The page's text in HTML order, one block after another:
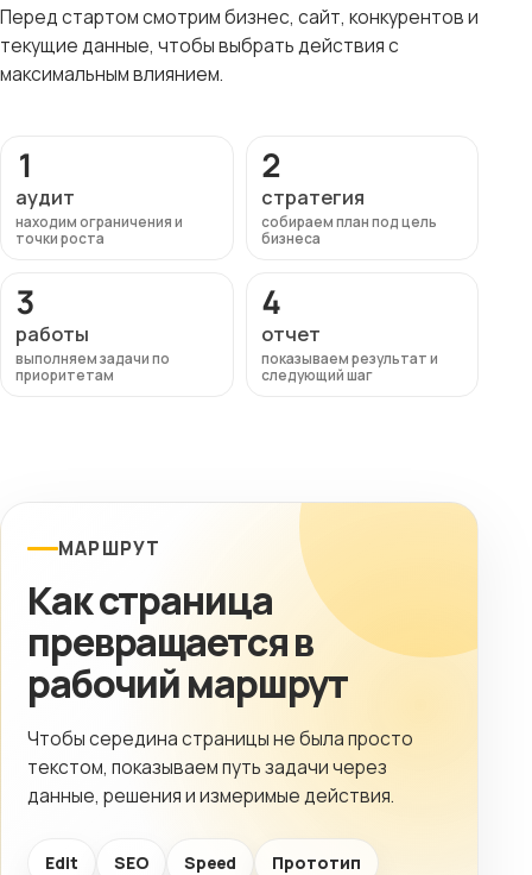
Перед стартом смотрим бизнес, сайт, конкурентов и
текущие данные, чтобы выбрать действия с
максимальным влиянием.
1
аудит
находим ограничения и
точки роста
2
стратегия
собираем план под цель
бизнеса
3
работы
выполняем задачи по
приоритетам
4
отчет
показываем результат и
следующий шаг
МАРШРУТ
Как страница
превращается в
рабочий маршрут
Чтобы середина страницы не была просто
текстом, показываем путь задачи через
данные, решения и измеримые действия.
Edit SEO Speed Прототип